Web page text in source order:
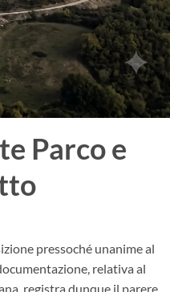
Parco e
pressoché unanime al
relativa al
registra dunque il parere…